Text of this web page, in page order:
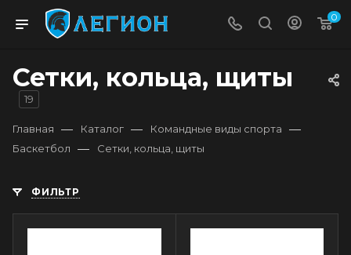
0
Сетки, кольца, щиты
19
Главная — Каталог — Командные виды спорта —
Баскетбол — Сетки, кольца, щиты
ФИЛЬТР